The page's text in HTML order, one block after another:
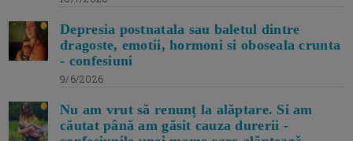
Depresia postnatala sau baletul dintre
dragoste, emotii, hormoni si oboseala crunta
- confesiuni
9/6/2026
Nu am vrut să renunț la alăptare. Si am
căutat până am găsit cauza durerii -